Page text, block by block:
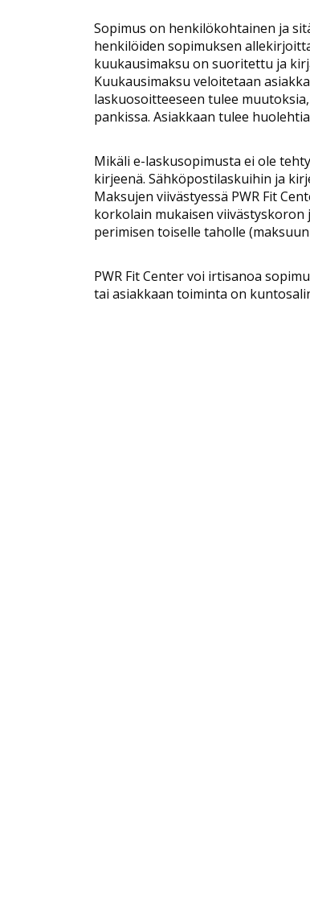
Sopimus on henkilökohtainen ja
henkilöiden sopimuksen
kuukausimaksu on suoritettu ja
Kuukausimaksu veloitetaan
laskuosoitteeseen tulee
pankissa. Asiakkaan tulee
Mikäli e-laskusopimusta ei ole
kirjeenä. Sähköpostilaskuihin ja
Maksujen viivästyessä PWR Fit
korkolain mukaisen
perimisen toiselle taholle
PWR Fit Center voi irtisanoa
tai asiakkaan toiminta on